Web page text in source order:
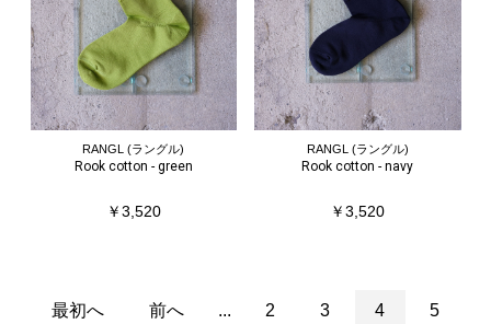
RANGL (ラングル)
Rook cotton - green
￥3,520
RANGL (ラングル)
Rook cotton - navy
￥3,520
最初へ 前へ ... 2 3 4 5